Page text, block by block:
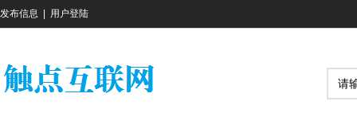
发布信息 用户登陆